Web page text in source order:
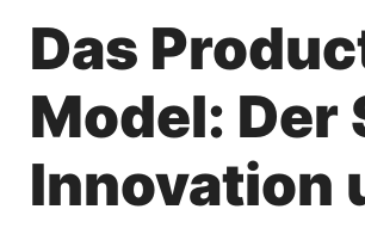
Das
Model:
Innovation